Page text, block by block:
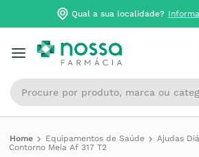
Qual a sua localidade?
Procure por produto, marca ou
Equipamentos de Saúde
Ajudas
Contorno Meia Af 317 T2